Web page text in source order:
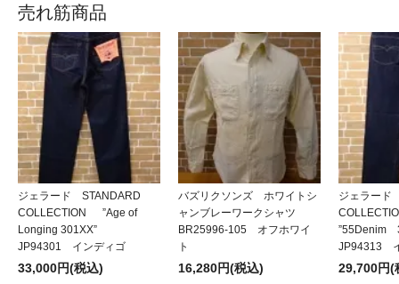
売れ筋商品
ジェラード STANDARD
COLLECTION ”Age of
Longing 301XX”
JP94301 インディゴ
33,000円(税込)
バズリクソンズ ホワイトシ
ャンブレーワークシャツ
BR25996-105 オフホワイ
ト
16,280円(税込)
ジェラード
JP94313
29,700円(